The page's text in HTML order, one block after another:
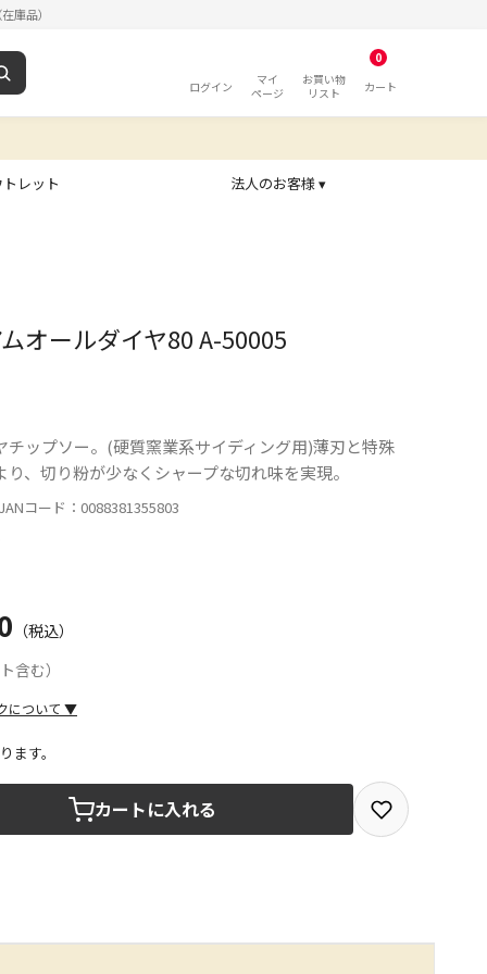
庫品）
ログイン
マイ
ページ
お買い物
リスト
0
カート
レット 法人のお客様 ▾
オールダイヤ80 A-50005
チップソー。(硬質窯業系サイディング用)薄刃と特殊
、切り粉が少なくシャープな切れ味を実現。
コード：0088381355803
（税込）
含む）
について ▼
を選択できる商品です
ます。
カートに入れる